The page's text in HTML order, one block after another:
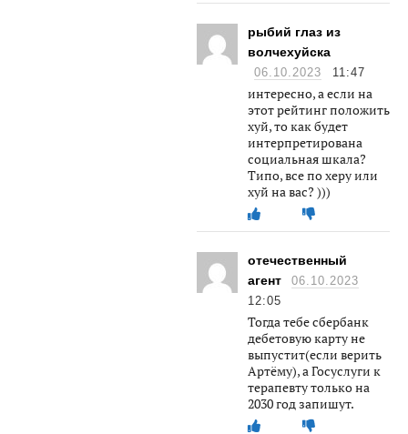
рыбий глаз из
волчехуйска
06.10.2023 11:47
интересно, а если на
этот рейтинг положить
хуй, то как будет
интерпретирована
социальная шкала?
Типо, все по херу или
хуй на вас? )))
отечественный
агент
06.10.2023
12:05
Тогда тебе сбербанк
дебетовую карту не
выпустит(если верить
Артёму), а Госуслуги к
терапевту только на
2030 год запишут.